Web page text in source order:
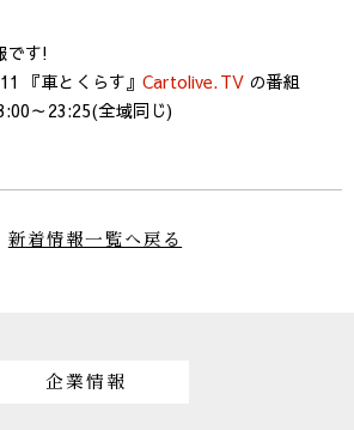
です!
『車とくらす』Cartolive.TV の番組
～23:25(全域同じ)
新着情報一覧へ戻る
企業情報